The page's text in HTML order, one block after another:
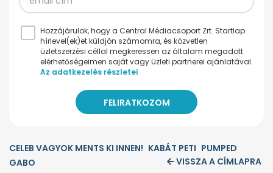
Hozzájárulok, hogy a Central Médiacsoport Zrt. Startlap
hírlevel(ek)et küldjön számomra, és közvetlen
üzletszerzési céllal megkeressen az általam megadott
elérhetőségeimen saját vagy üzleti partnerei ajánlatával.
Az adatkezelés részletei
CELEB VAGYOK MENTS KI INNEN! KABÁT PETI PUMPED
GABO
VISSZA A CÍMLAPRA